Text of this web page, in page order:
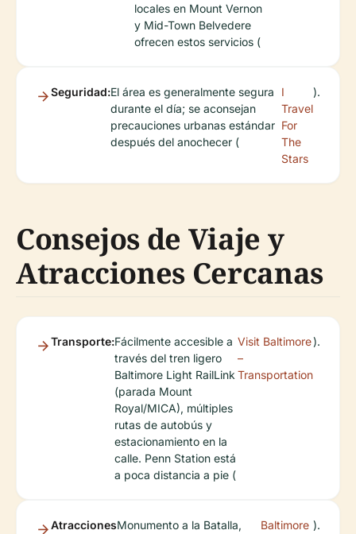
locales en Mount Vernon
y Mid-Town Belvedere
ofrecen estos servicios (
Seguridad:El área es generalmente segura
durante el día; se aconsejan
precauciones urbanas estándar
después del anochecer (
I
Travel
For
The
Stars
).
Consejos de Viaje y
Atracciones Cercanas
Transporte:Fácilmente accesible a
través del tren ligero
Baltimore Light RailLink
(parada Mount
Royal/MICA), múltiples
rutas de autobús y
estacionamiento en la
calle. Penn Station está
a poca distancia a pie (
Visit Baltimore
–
Transportation
).
AtraccionesMonumento a la Batalla,
Baltimore ).